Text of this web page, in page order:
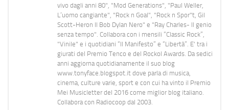
vivo dagli anni 80", "Mod Generations", "Paul Weller,
L’uomo cangiante", "Rock n Goal", "Rock n Spor"t, Gil
Scott-Heron Il Bob Dylan Nero" e "Ray Charles- Il genio
senza tempo". Collabora con i mensili “Classic Rock”,
"Vinile" e i quotidiani “Il Manifesto” e “Libertà”. E' tra i
giurati del Premio Tenco e del Rockol Awards. Da sedici
anni aggiorna quotidianamente il suo blog
www.tonyface.blogspot.it dove parla di musica,
cinema, culture varie, sport e con cui ha vinto il Premio
Mei Musicletter del 2016 come miglior blog italiano.
Collabora con Radiocoop dal 2003.